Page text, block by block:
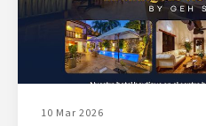
10 Mar 2026